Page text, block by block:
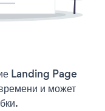
Landing Page
и может